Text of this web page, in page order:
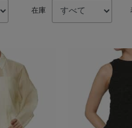
在庫